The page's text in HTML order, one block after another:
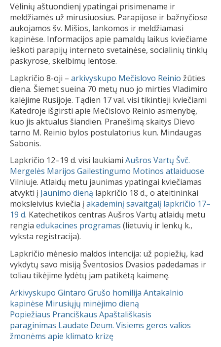
Vėlinių aštuondienį ypatingai prisimename ir
meldžiamės už mirusiuosius. Parapijose ir bažnyčiose
aukojamos šv. Mišios, lankomos ir meldžiamasi
kapinėse. Informacijos apie pamaldų laikus kviečiame
ieškoti parapijų interneto svetainėse, socialinių tinklų
paskyrose, skelbimų lentose.
Lapkričio 8-oji – arkivyskupo Mečislovo Reinio žūties
diena. Šiemet sueina 70 metų nuo jo mirties Vladimiro
kalėjime Rusijoje. Tądien 17 val. visi tikintieji kviečiami
Katedroje išgirsti apie Mečislovo Reinio asmenybę,
kuo jis aktualus šiandien. Pranešimą skaitys Dievo
tarno M. Reinio bylos postulatorius kun. Mindaugas
Sabonis.
Lapkričio 12–19 d. visi laukiami Aušros Vartų Švč.
Mergelės Marijos Gailestingumo Motinos atlaiduose
Vilniuje. Atlaidų metu jaunimas ypatingai kviečiamas
atvykti į Jaunimo dieną lapkričio 18 d., o ateitininkai
moksleivius kviečia į akademinį savaitgalį lapkričio 17–
19 d. Katechetikos centras Aušros Vartų atlaidų metu
rengia edukacines programas (lietuvių ir lenkų k.,
vyksta registracija).
Lapkričio mėnesio maldos intencija: už popiežių, kad
vykdytų savo misiją Šventosios Dvasios padedamas ir
toliau tikėjime lydėtų jam patikėtą kaimenę.
Arkivyskupo Gintaro Grušo homilija Antakalnio
kapinėse Mirusiųjų minėjimo dieną
Popiežiaus Pranciškaus Apaštališkasis
paraginimas Laudate Deum. Visiems geros valios
žmonėms apie klimato krizę